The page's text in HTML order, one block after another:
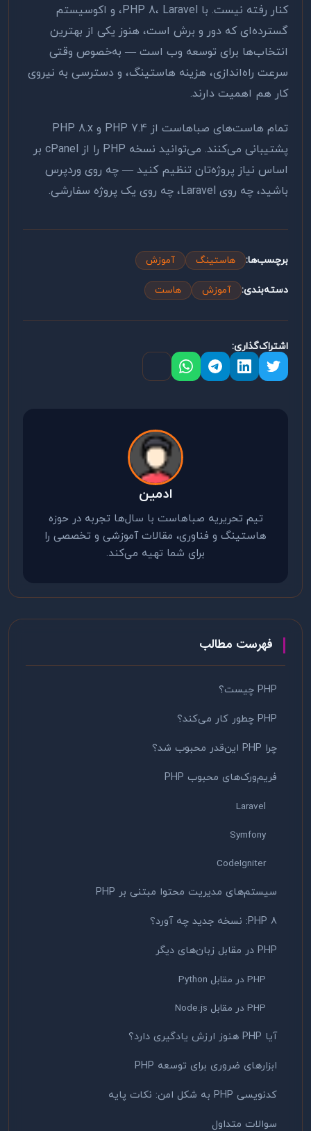
کنار رفته نیست. با PHP 8، Laravel، و اکوسیستم
گسترده‌ای که دور و برش است، هنوز یکی از بهترین
انتخاب‌ها برای توسعه وب است — به‌خصوص وقتی
سرعت راه‌اندازی، هزینه هاستینگ، و دسترسی به نیروی
کار هم اهمیت دارند.
تمام هاست‌های صباهاست از PHP 7.4 و PHP 8.x
پشتیبانی می‌کنند. می‌توانید نسخه PHP را از cPanel بر
اساس نیاز پروژه‌تان تنظیم کنید — چه روی وردپرس
باشید، چه روی Laravel، چه روی یک پروژه سفارشی.
برچسب‌ها: هاستینگ آموزش
دسته‌بندی: آموزش هاست
اشتراک‌گذاری:
ادمین
تیم تحریریه صباهاست با سال‌ها تجربه در حوزه
هاستینگ و فناوری، مقالات آموزشی و تخصصی را
برای شما تهیه می‌کند.
فهرست مطالب
PHP چیست؟
PHP چطور کار می‌کند؟
چرا PHP این‌قدر محبوب شد؟
فریم‌ورک‌های محبوب PHP
Laravel
Symfony
CodeIgniter
سیستم‌های مدیریت محتوا مبتنی بر PHP
PHP 8: نسخه جدید چه آورد؟
PHP در مقابل زبان‌های دیگر
PHP در مقابل Python
PHP در مقابل Node.js
آیا PHP هنوز ارزش یادگیری دارد؟
ابزارهای ضروری برای توسعه PHP
کدنویسی PHP به شکل امن: نکات پایه
سوالات متداول